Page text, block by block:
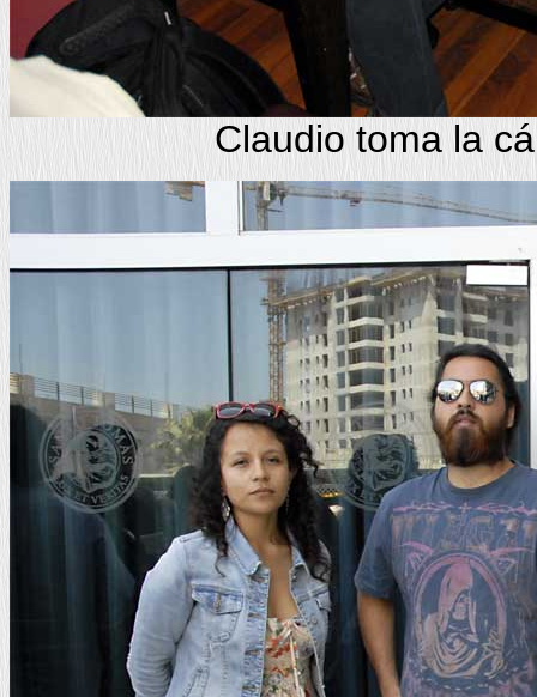
Claudio toma la